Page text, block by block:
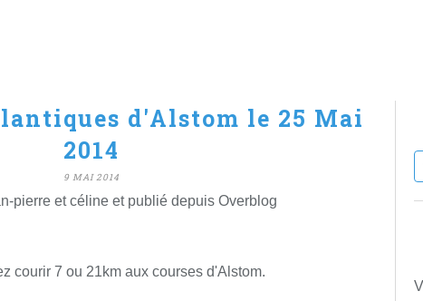
d'Alstom le 25 Mai
2014
9 MAI 2014
pierre et céline et publié depuis Overblog
courir 7 ou 21km aux courses d'Alstom.